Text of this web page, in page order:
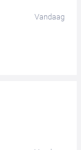
Vandaag